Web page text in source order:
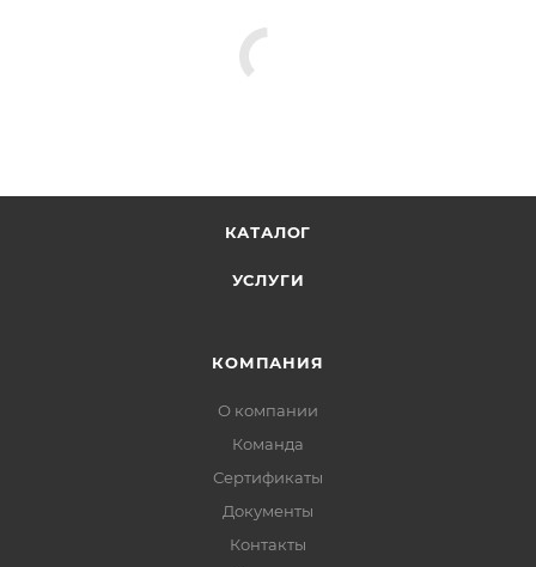
КАТАЛОГ
УСЛУГИ
КОМПАНИЯ
О компании
Команда
Сертификаты
Документы
Контакты